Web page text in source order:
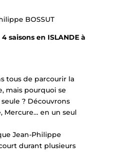
BOSSUT
saisons en ISLANDE à
tous de parcourir la
mais pourquoi se
? Découvrons
Mercure… en un seul
Jean-Philippe
durant plusieurs